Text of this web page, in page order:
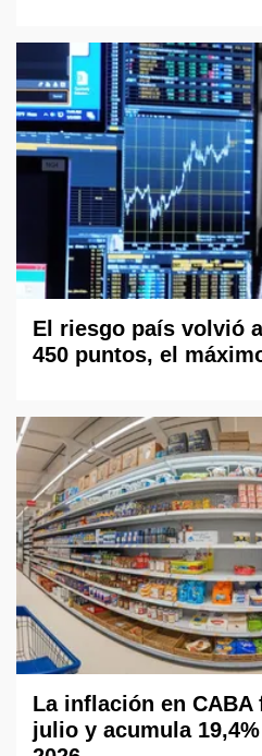
El riesgo país volvió
450 puntos, el
La inflación en CABA
julio y acumula